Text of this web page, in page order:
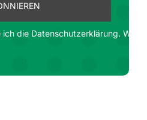
die Datenschutzerklärung. Wir